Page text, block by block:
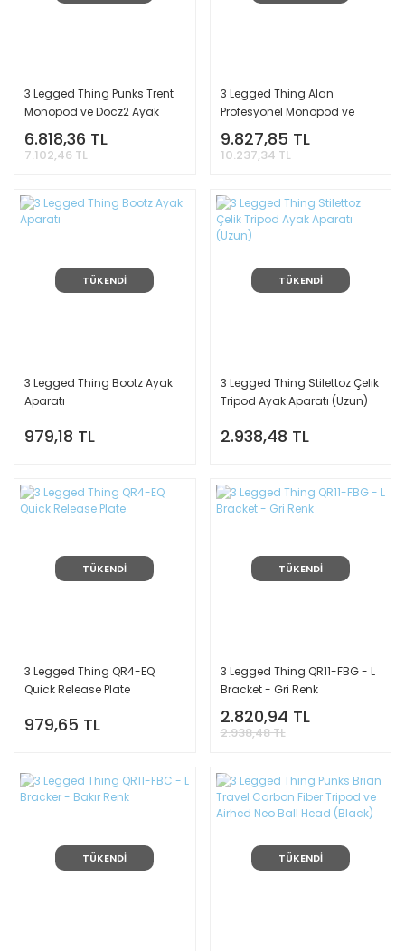
3 Legged Thing Punks Trent
Monopod ve Docz2 Ayak
Sabitleme Kiti (Mavi)
6.818,36 TL
7.102,46 TL
3 Legged Thing Alan
Profesyonel Monopod ve
DOCZ2 Ayak Sabitleyici Kiti
9.827,85 TL
10.237,34 TL
TÜKENDİ
3 Legged Thing Bootz Ayak
Aparatı
979,18 TL
TÜKENDİ
3 Legged Thing Stilettoz Çelik
Tripod Ayak Aparatı (Uzun)
2.938,48 TL
TÜKENDİ
3 Legged Thing QR4-EQ
Quick Release Plate
979,65 TL
TÜKENDİ
3 Legged Thing QR11-FBG - L
Bracket - Gri Renk
2.820,94 TL
2.938,48 TL
TÜKENDİ TÜKENDİ